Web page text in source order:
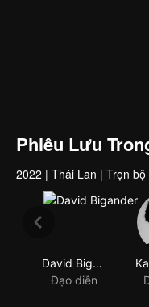
Phiêu Lưu
2022 | Thái Lan | Trọn
David Bigander
Đạo diễn